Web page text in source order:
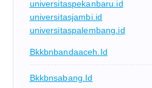
universitaspekanbaru.id
universitasjambi.id
universitaspalembang.id
Bkkbnbandaaceh.id
Bkkbnsabang.id